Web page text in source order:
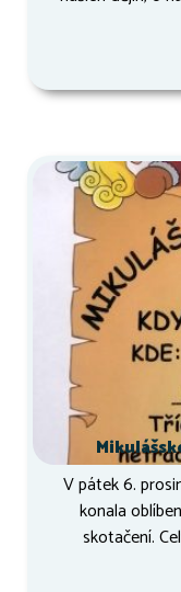
V pátek 6.
konala
skotačení.